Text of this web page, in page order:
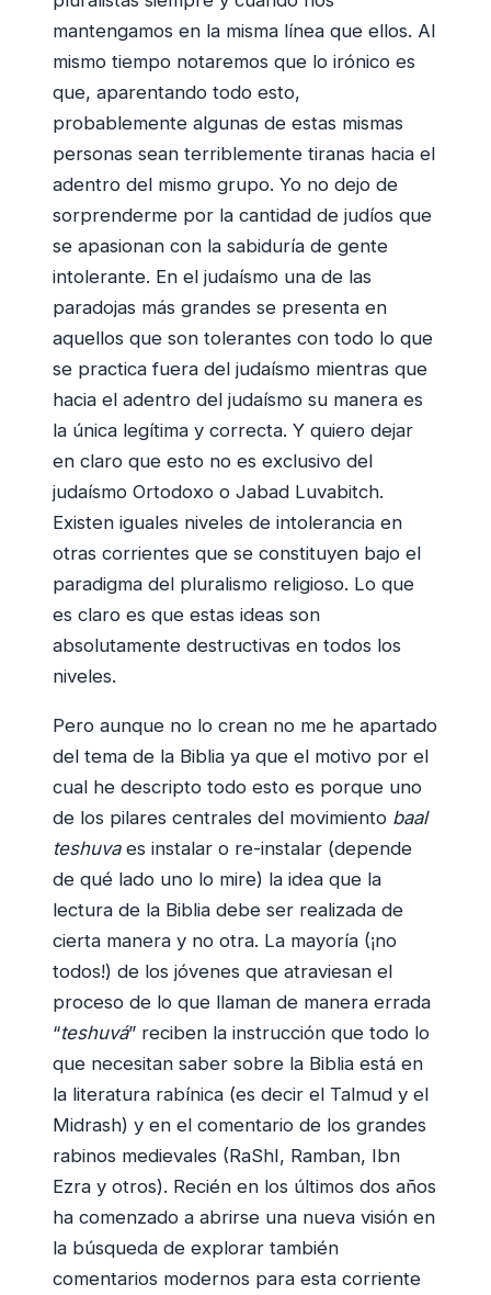
mantengamos en la misma línea que ellos. Al
mismo tiempo notaremos que lo irónico es
que, aparentando todo esto,
probablemente algunas de estas mismas
personas sean terriblemente tiranas hacia el
adentro del mismo grupo. Yo no dejo de
sorprenderme por la cantidad de judíos que
se apasionan con la sabiduría de gente
intolerante. En el judaísmo una de las
paradojas más grandes se presenta en
aquellos que son tolerantes con todo lo que
se practica fuera del judaísmo mientras que
hacia el adentro del judaísmo su manera es
la única legítima y correcta. Y quiero dejar
en claro que esto no es exclusivo del
judaísmo Ortodoxo o Jabad Luvabitch.
Existen iguales niveles de intolerancia en
otras corrientes que se constituyen bajo el
paradigma del pluralismo religioso. Lo que
es claro es que estas ideas son
absolutamente destructivas en todos los
niveles.
Pero aunque no lo crean no me he apartado
del tema de la Biblia ya que el motivo por el
cual he descripto todo esto es porque uno
de los pilares centrales del movimiento baal
teshuva es instalar o re-instalar (depende
de qué lado uno lo mire) la idea que la
lectura de la Biblia debe ser realizada de
cierta manera y no otra. La mayoría (¡no
todos!) de los jóvenes que atraviesan el
proceso de lo que llaman de manera errada
“teshuvá” reciben la instrucción que todo lo
que necesitan saber sobre la Biblia está en
la literatura rabínica (es decir el Talmud y el
Midrash) y en el comentario de los grandes
rabinos medievales (RaShI, Ramban, Ibn
Ezra y otros). Recién en los últimos dos años
ha comenzado a abrirse una nueva visión en
la búsqueda de explorar también
comentarios modernos para esta corriente